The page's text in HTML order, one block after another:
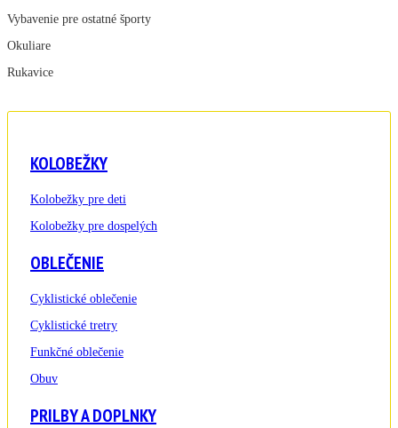
Vybavenie pre ostatné športy
Okuliare
Rukavice
KOLOBEŽKY
Kolobežky pre deti
Kolobežky pre dospelých
OBLEČENIE
Cyklistické oblečenie
Cyklistické tretry
Funkčné oblečenie
Obuv
PRILBY A DOPLNKY